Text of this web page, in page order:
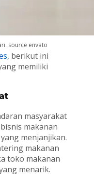
source envato
, berikut ini
memiliki
masyarakat
makanan
menjanjikan.
makanan
toko makanan
menarik.